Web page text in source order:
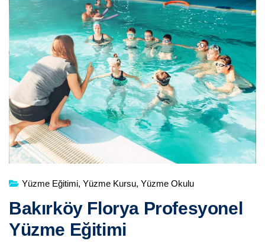
Yüzme Eğitimi, Yüzme Kursu, Yüzme Okulu
Bakırköy Florya Profesyonel
Yüzme Eğitimi